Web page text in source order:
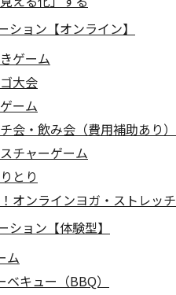
ョン【オンライン】
ゲーム
大会
ーム
会・飲み会（費用補助あり）
チャーゲーム
とり
オンラインヨガ・ストレッチ
ション【体験型】
ム
キュー（BBQ）